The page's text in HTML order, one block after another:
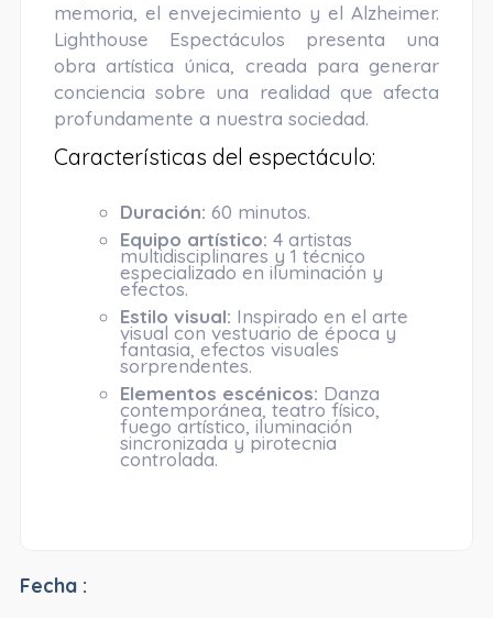
memoria, el envejecimiento y el Alzheimer.
Lighthouse Espectáculos presenta una
obra artística única, creada para generar
conciencia sobre una realidad que afecta
profundamente a nuestra sociedad.
Características del espectáculo:
Duración: 60 minutos.
Equipo artístico: 4 artistas
multidisciplinares y 1 técnico
especializado en iluminación y
efectos.
Estilo visual: Inspirado en el arte
visual con vestuario de época y
fantasia, efectos visuales
sorprendentes.
Elementos escénicos: Danza
contemporánea, teatro físico,
fuego artístico, iluminación
sincronizada y pirotecnia
controlada.
Fecha :